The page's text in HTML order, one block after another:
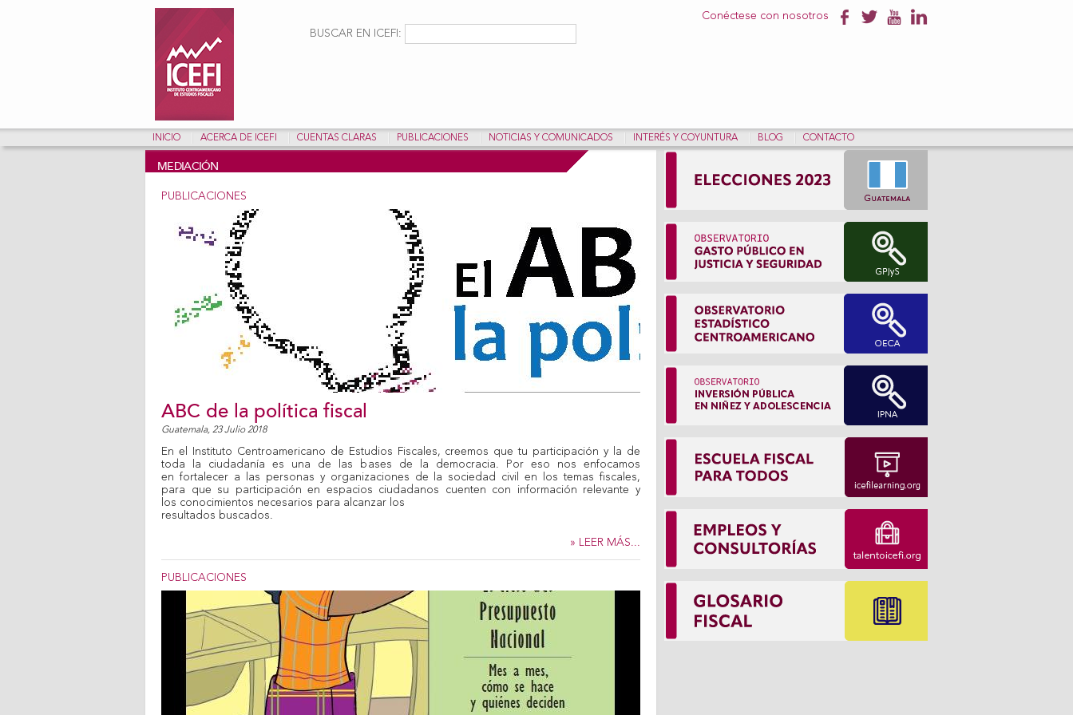
contenido
Conéctese con nosotros
Formulario de búsqueda
BUSCAR EN ICEFI:
INICIO ACERCA DE ICEFI CUENTAS CLARAS PUBLICACIONES NOTICIAS Y COMUNICADOS INTERÉS Y COYUNTURA BLOG CONTACTO
MEDIACIÓN
PUBLICACIONES
ABC de la política fiscal
Guatemala, 23 Julio 2018
En el Instituto Centroamericano de Estudios Fiscales, creemos que tu participación y la de
toda la ciudadanía es una de las bases de la democracia. Por eso nos enfocamos
en fortalecer a las personas y organizaciones de la sociedad civil en los temas fiscales,
para que su participación en espacios ciudadanos cuenten con información relevante y
los conocimientos necesarios para alcanzar los
resultados buscados.
» LEER MÁS...
PUBLICACIONES